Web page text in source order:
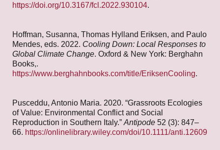
https://doi.org/10.3167/fcl.2022.930104.
Hoffman, Susanna, Thomas Hylland Eriksen, and Paulo
Mendes, eds. 2022. Cooling Down: Local Responses to
Global Climate Change. Oxford & New York: Berghahn
Books,.
https://www.berghahnbooks.com/title/EriksenCooling.
Pusceddu, Antonio Maria. 2020. “Grassroots Ecologies
of Value: Environmental Conflict and Social
Reproduction in Southern Italy.” Antipode 52 (3): 847–
66. https://onlinelibrary.wiley.com/doi/10.1111/anti.12609